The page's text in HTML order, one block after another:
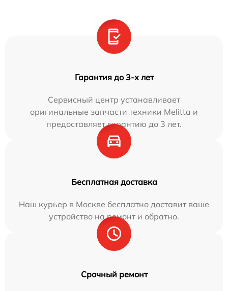
Гарантия до 3-х лет
Сервисный центр устанавливает
оригинальные запчасти техники Melitta и
предоставляет гарантию до 3 лет.
Бесплатная доставка
Наш курьер в Москве бесплатно доставит ваше
устройство на ремонт и обратно.
Срочный ремонт